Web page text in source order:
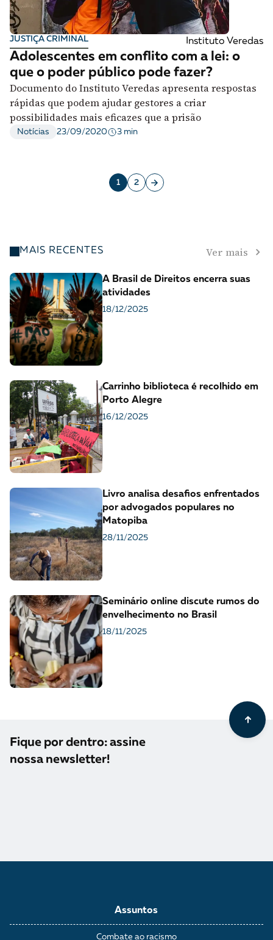
JUSTIÇA CRIMINAL Instituto Veredas
Adolescentes em conflito com a lei: o
que o poder público pode fazer?
Documento do Instituto Veredas apresenta respostas
rápidas que podem ajudar gestores a criar
possibilidades mais eficazes que a prisão
Notícias 23/09/2020 3 min
MAIS RECENTES Ver mais
A Brasil de Direitos encerra suas
atividades
18/12/2025
Carrinho biblioteca é recolhido em
Porto Alegre
16/12/2025
Livro analisa desafios enfrentados
por advogados populares no
Matopiba
28/11/2025
Seminário online discute rumos do
envelhecimento no Brasil
18/11/2025
1 2
Fique por dentro: assine
nossa newsletter!
Assuntos
Combate ao racismo